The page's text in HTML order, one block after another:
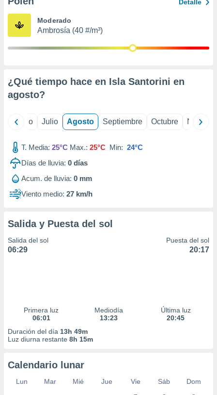
publicidad
1199
Detalle
Moderado
Ambrosía (40 #/m³)
¿Qué tiempo hace en Isla Santorini en
agosto?
Junio Julio Agosto Septiembre Octubre
T. Media: 25°C Max.: 25°C Min: 24°C
Días de lluvia: 0 días
Acum. de lluvia: 0 mm
Viento medio: 27 km/h
Salida y Puesta del sol
Salida del sol
06:29
Puesta del sol
20:17
Primera luz
06:01
Mediodía
13:23
Última luz
20:45
Duración del día 13h 49m
Luz diurna restante 8h 15m
Calendario lunar
Lun Mar Mié Jue Vie Sáb
Dom